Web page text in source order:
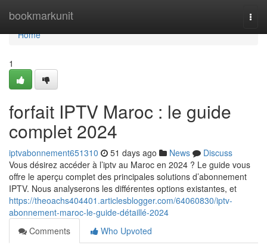
bookmarkunit
Home
Home
1
forfait IPTV Maroc : le guide
complet 2024
iptvabonnement651310 51 days ago News
Discuss
Vous désirez accéder à l’iptv au Maroc en 2024 ? Le guide vous
offre le aperçu complet des principales solutions d’abonnement
IPTV. Nous analyserons les différentes options existantes, et
https://theoachs404401.articlesblogger.com/64060830/iptv-
abonnement-maroc-le-guide-détaillé-2024
Comments
Who Upvoted